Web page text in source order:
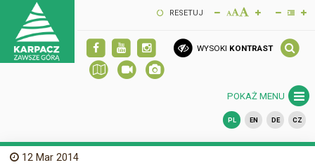
RESETUJ
WYSOKI KONTRAST
POKAŻ MENU
PL EN DE CZ
12 Mar 2014